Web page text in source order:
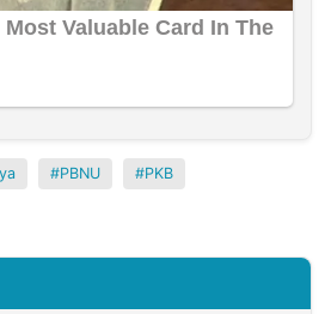
PBNU PKB